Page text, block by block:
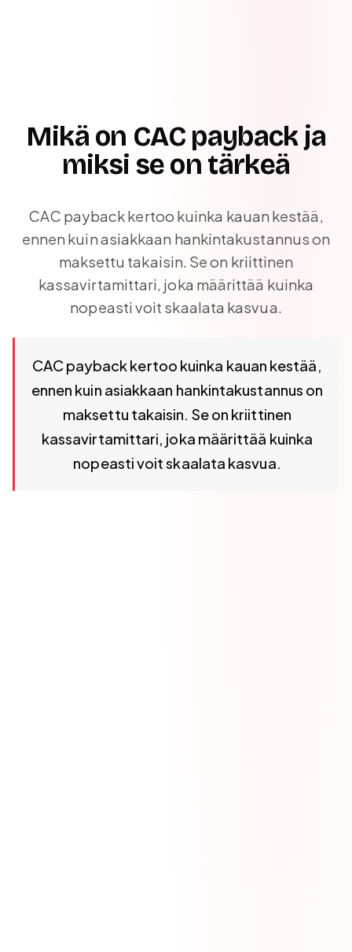
Mikä on CAC payback ja
miksi se on tärkeä
CAC payback kertoo kuinka kauan kestää,
ennen kuin asiakkaan hankintakustannus on
maksettu takaisin. Se on kriittinen
kassavirtamittari, joka määrittää kuinka
nopeasti voit skaalata kasvua.
CAC payback kertoo kuinka kauan kestää,
ennen kuin asiakkaan hankintakustannus on
maksettu takaisin. Se on kriittinen
kassavirtamittari, joka määrittää kuinka
nopeasti voit skaalata kasvua.